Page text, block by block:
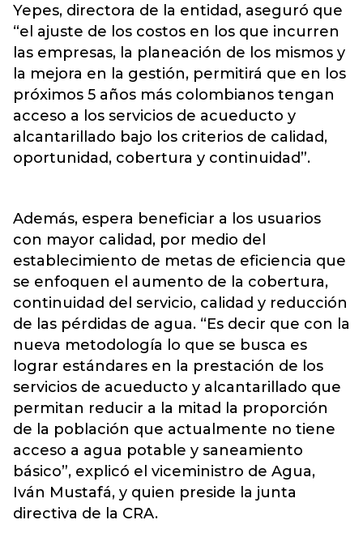
Yepes, directora de la entidad, aseguró que
“el ajuste de los costos en los que incurren
las empresas, la planeación de los mismos y
la mejora en la gestión, permitirá que en los
próximos 5 años más colombianos tengan
acceso a los servicios de acueducto y
alcantarillado bajo los criterios de calidad,
oportunidad, cobertura y continuidad”.
Además, espera beneficiar a los usuarios
con mayor calidad, por medio del
establecimiento de metas de eficiencia que
se enfoquen el aumento de la cobertura,
continuidad del servicio, calidad y reducción
de las pérdidas de agua. “Es decir que con la
nueva metodología lo que se busca es
lograr estándares en la prestación de los
servicios de acueducto y alcantarillado que
permitan reducir a la mitad la proporción
de la población que actualmente no tiene
acceso a agua potable y saneamiento
básico”, explicó el viceministro de Agua,
Iván Mustafá, y quien preside la junta
directiva de la CRA.